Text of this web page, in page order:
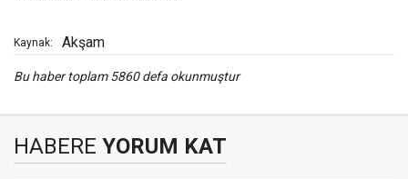
Kaynak: Akşam
Bu haber toplam 5860 defa okunmuştur
HABERE YORUM KAT